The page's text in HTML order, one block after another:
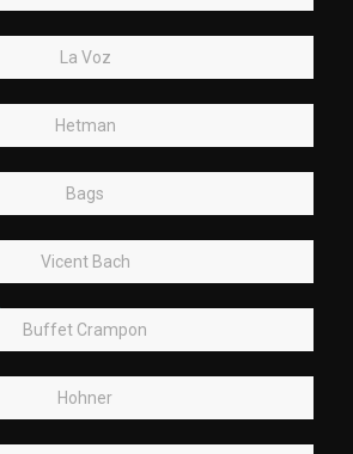
La Voz
Hetman
Bags
Vicent Bach
Buffet Crampon
Hohner